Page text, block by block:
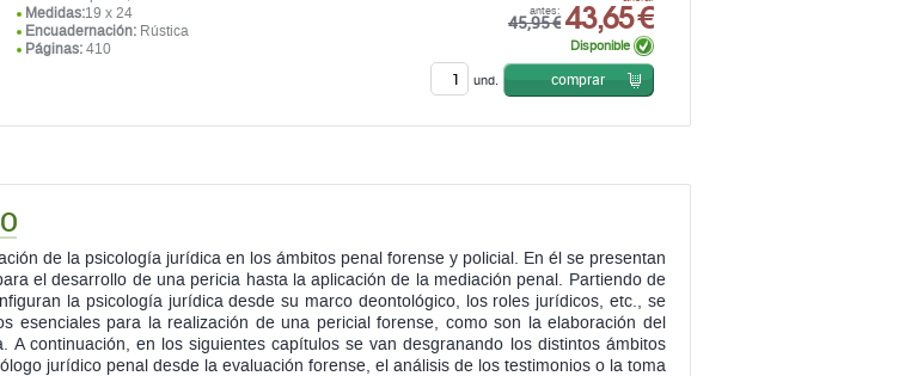
Medidas:19 x 24
Encuadernación:Rústica
Páginas:410
antes:
45,95 € 43,65 €
Disponible
und. comprar
de la psicología jurídica en los ámbitos penal forense y policial. En él se presentan
el desarrollo de una pericia hasta la aplicación de la mediación penal. Partiendo de
la psicología jurídica desde su marco deontológico, los roles jurídicos, etc., se
esenciales para la realización de una pericial forense, como son la elaboración del
A continuación, en los siguientes capítulos se van desgranando los distintos ámbitos
jurídico penal desde la evaluación forense, el análisis de los testimonios o la toma